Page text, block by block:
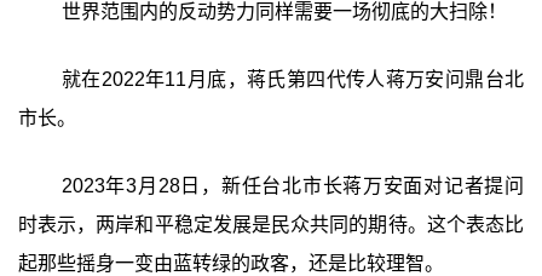
世界范围内的反动势力同样需要一场彻底的大扫除！
就在2022年11月底，蒋氏第四代传人蒋万安问鼎台北
市长。
2023年3月28日，新任台北市长蒋万安面对记者提问
时表示，两岸和平稳定发展是民众共同的期待。这个表态比
起那些摇身一变由蓝转绿的政客，还是比较理智。